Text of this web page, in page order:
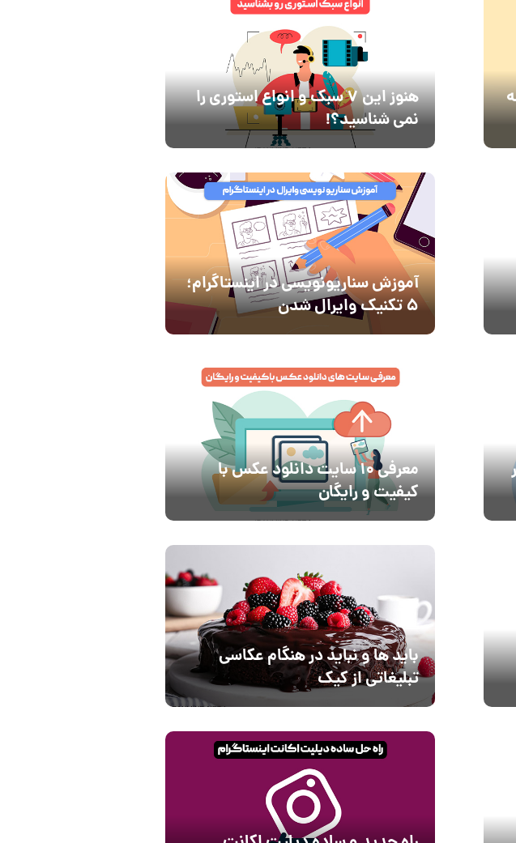
هنوز این 7 سبک و انواع استوری را
نمی شناسید؟!
آموزش سناریونویسی در اینستاگرام؛
5 تکنیک وایرال شدن
معرفی 10 سایت دانلود عکس با
کیفیت و رایگان
باید ها و نباید در هنگام عکاسی
تبلیغاتی از کیک